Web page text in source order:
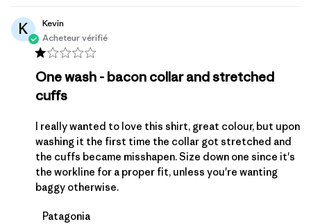
K
Kevin
Acheteur vérifié
One wash - bacon collar and stretched
cuffs
I really wanted to love this shirt, great colour, but upon
washing it the first time the collar got stretched and
the cuffs became misshapen. Size down one since it's
the workline for a proper fit, unless you're wanting
baggy otherwise.
Commentaires du propriétaire du magasin sur
Patagonia